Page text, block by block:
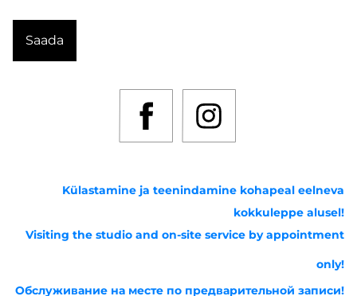
Külastamine ja teenindamine kohapeal eelneva
kokkuleppe alusel!
Visiting the studio and on-site service by appointment
only!
Обслуживание на месте по предварительной записи!